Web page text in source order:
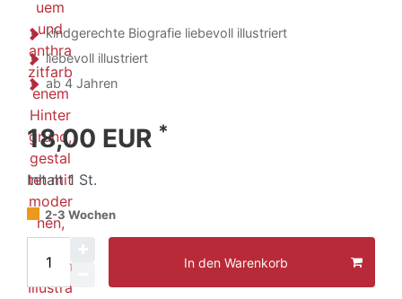
kindgerechte Biografie liebevoll illustriert
liebevoll illustriert
ab 4 Jahren
18,00 EUR *
Inhalt1 St.
2-3 Wochen
In den Warenkorb